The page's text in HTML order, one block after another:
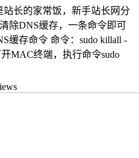
长的家常饭，新手站长网分
除DNS缓存，一条命令即可
缓存命令 命令：sudo killall -
开MAC终端，执行命令sudo